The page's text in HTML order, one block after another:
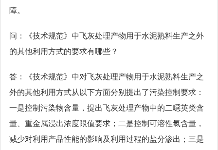
障。
问：《技术规范》中飞灰处理产物用于水泥熟料生产之外
的其他利用方式的要求有哪些？
答：《技术规范》中对飞灰处理产物用于水泥熟料生产之
外的其他利用方式从以下方面分别提出了污染控制要求：
一是控制污染物含量，提出飞灰处理产物中的二噁英类含
量、重金属浸出浓度限值要求；二是控制可溶性氯含量，
减少对利用产品性能的影响及利用过程的盐分渗出；三是